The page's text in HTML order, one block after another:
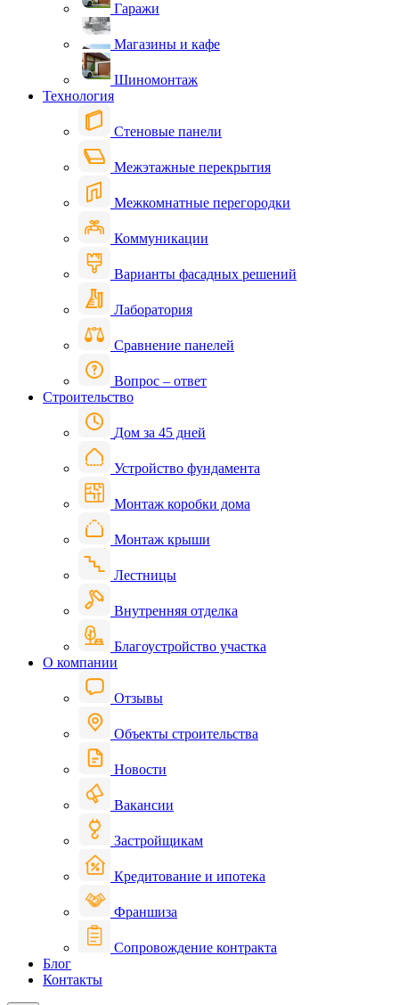
Гаражи
Магазины и кафе
Шиномонтаж
Технология
Стеновые панели
Межэтажные перекрытия
Межкомнатные перегородки
Коммуникации
Варианты фасадных решений
Лаборатория
Сравнение панелей
Вопрос – ответ
Строительство
Дом за 45 дней
Устройство фундамента
Монтаж коробки дома
Монтаж крыши
Лестницы
Внутренняя отделка
Благоустройство участка
О компании
Отзывы
Объекты строительства
Новости
Вакансии
Застройщикам
Кредитование и ипотека
Франшиза
Сопровождение контракта
Блог
Контакты